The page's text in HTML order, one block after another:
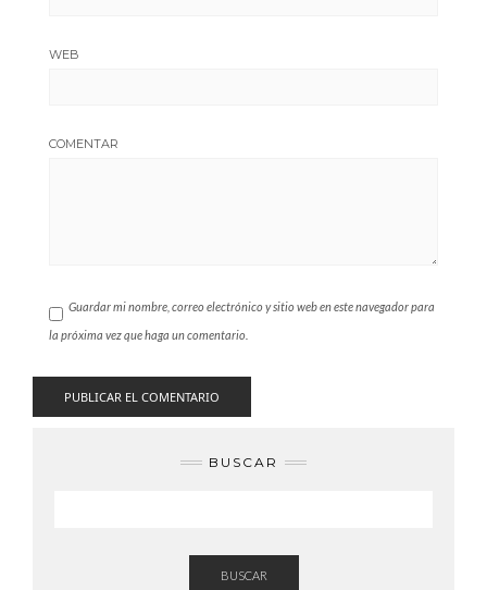
WEB
COMENTAR
Guardar mi nombre, correo electrónico y sitio web en este navegador para
la próxima vez que haga un comentario.
BUSCAR
BUSCAR